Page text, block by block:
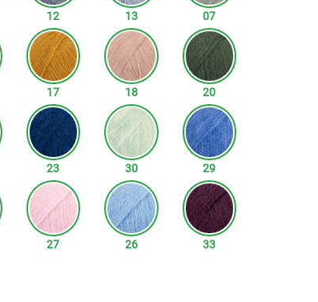
12 13 07
17 18 20
23 30 29
27 26 33